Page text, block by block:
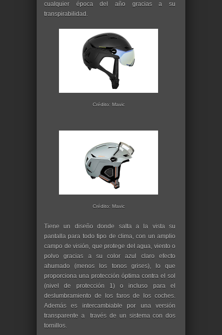
cualquier época del año gracias a su
transpirabilidad.
Crédito: Mavic
Crédito: Mavic
Tiene un diseño donde salta a la vista su
pantalla para todo tipo de clima, con un amplio
campo de visión, que protege del agua, viento o
polvo gracias a su color azul claro efecto
ahumado (menos los tonos grises), lo que
proporciona una protección óptima contra el sol
(nivel de protección 1) o incluso para el
deslumbramiento de los faros de los coches.
Además es intercambiable por una versión
transparente a través de un sistema con dos
tornillos.